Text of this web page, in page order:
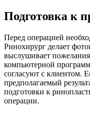
Подготовка к
Перед операцией
Ринохирург делает
выслушивает
компьютерной
согласуют с клиентом.
предполагаемый
подготовки к
операции.